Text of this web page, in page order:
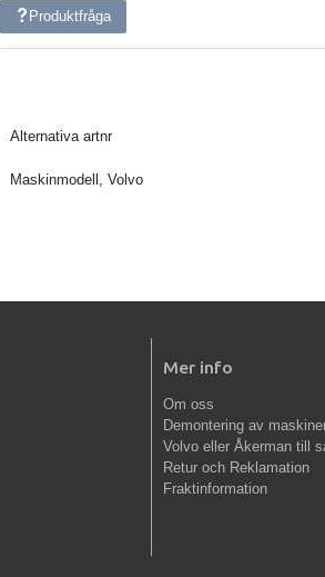
Produktfråga
Alternativa artnr
Maskinmodell, Volvo
Mer info
Om oss
Demontering av
Volvo eller Åkerman till
Retur och Reklamation
Fraktinformation